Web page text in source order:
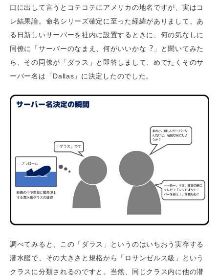
口に出して言うとコテコテにアメリカの地名ですが、実はコ
レ結果論。命名シリーズ確定に至った経緯がありまして、あ
る日新しいサーバーを社内に設置するときに、何の気なしに
同僚に「サーバーのなまえ、何がいいかな︖」と聞いてみた
ら、その同僚が「ダラス」と即答しまして、めでたくそのサ
ーバー名は「Dallas」に決定したのでした。
調べてみると、この「ダラス」というのはいちおう実存する
潜水艦で、その大きさと規格から「ロサンゼルス級」という
クラスに分類されるのですと。当然、同じクラス内に他の潜